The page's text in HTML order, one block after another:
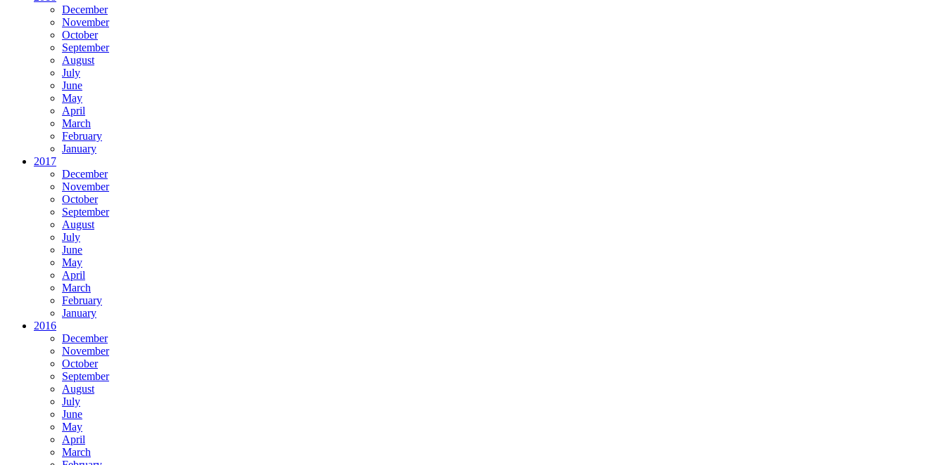
December
November
October
September
August
July
June
May
April
March
February
January
2017
December
November
October
September
August
July
June
May
April
March
February
January
2016
December
November
October
September
August
July
June
May
April
March